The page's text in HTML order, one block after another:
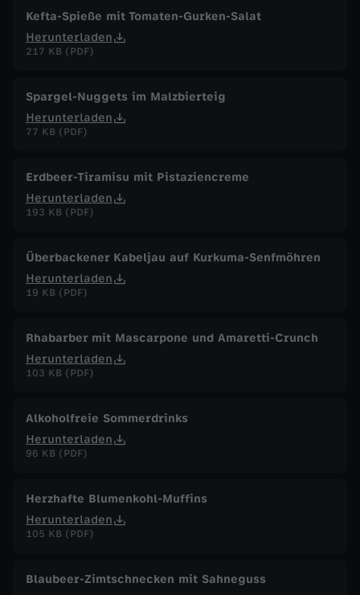
Kefta-Spieße mit Tomaten-Gurken-Salat
Herunterladen
217 KB (PDF)
Spargel-Nuggets im Malzbierteig
Herunterladen
77 KB (PDF)
Erdbeer-Tiramisu mit Pistaziencreme
Herunterladen
193 KB (PDF)
Überbackener Kabeljau auf Kurkuma-Senfmöhren
Herunterladen
19 KB (PDF)
Rhabarber mit Mascarpone und Amaretti-Crunch
Herunterladen
103 KB (PDF)
Alkoholfreie Sommerdrinks
Herunterladen
96 KB (PDF)
Herzhafte Blumenkohl-Muffins
Herunterladen
105 KB (PDF)
Blaubeer-Zimtschnecken mit Sahneguss